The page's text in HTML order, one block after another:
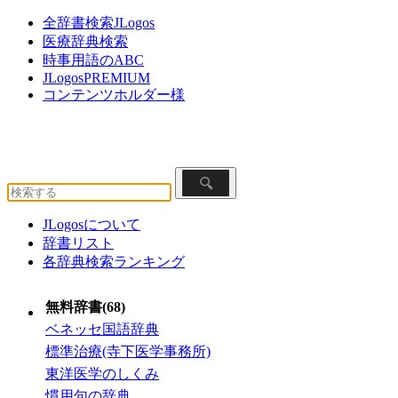
全辞書検索JLogos
医療辞典検索
時事用語のABC
JLogosPREMIUM
コンテンツホルダー様
JLogosについて
辞書リスト
各辞典検索ランキング
無料辞書(68)
ベネッセ国語辞典
標準治療(寺下医学事務所)
東洋医学のしくみ